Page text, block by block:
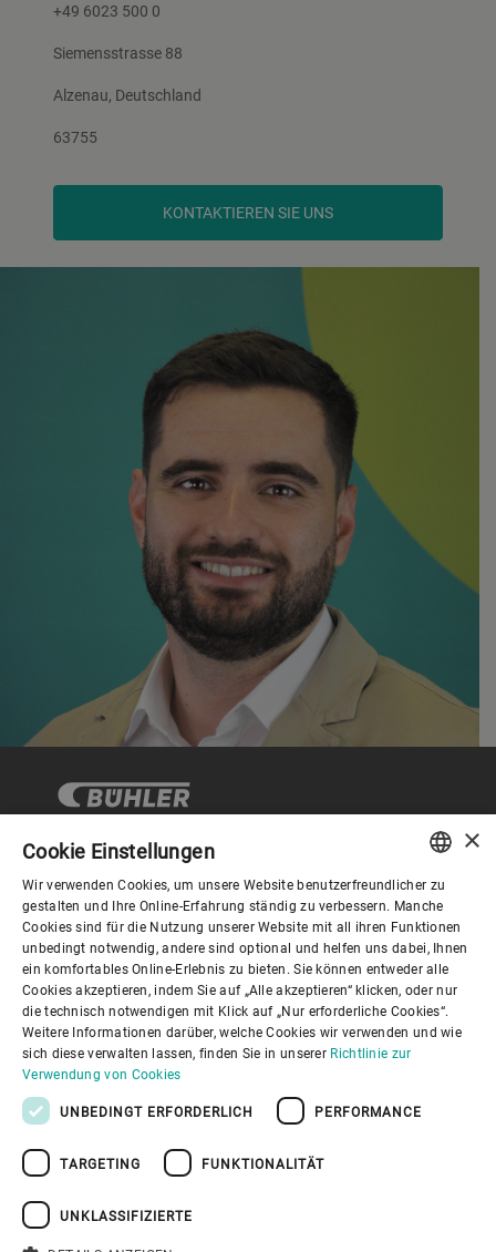
+49 6023 500 0
Siemensstrasse 88
Alzenau, Deutschland
63755
KONTAKTIEREN SIE UNS
Corporate Governance
Über Bühler
Nützliche Links
Youtube Privacy Policy
ENGLISH
SPANISH
GERMAN
FRENCH
PORTUGUESE
×
Cookie Einstellungen
Wir verwenden Cookies, um unsere Website benutzerfreundlicher zu
gestalten und Ihre Online-Erfahrung ständig zu verbessern. Manche
Cookies sind für die Nutzung unserer Website mit all ihren Funktionen
unbedingt notwendig, andere sind optional und helfen uns dabei, Ihnen
ein komfortables Online-Erlebnis zu bieten. Sie können entweder alle
Cookies akzeptieren, indem Sie auf „Alle akzeptieren“ klicken, oder nur
die technisch notwendigen mit Klick auf „Nur erforderliche Cookies“.
Weitere Informationen darüber, welche Cookies wir verwenden und wie
sich diese verwalten lassen, finden Sie in unserer Richtlinie zur
Verwendung von Cookies
UNBEDINGT ERFORDERLICH PERFORMANCE
TARGETING FUNKTIONALITÄT
UNKLASSIFIZIERTE